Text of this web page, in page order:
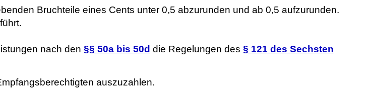
Bruchteile eines Cents unter 0,5 abzurunden und ab 0,5 aufzurunden.
nach den §§ 50a bis 50d die Regelungen des § 121 des Sechsten
auszuzahlen.